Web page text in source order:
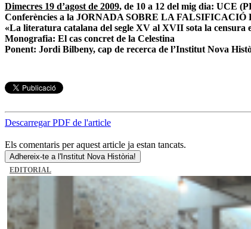
Dimecres 19 d’agost de 2009, de 10 a 12 del mig dia: UCE
Conferències a la JORNADA SOBRE LA
«La literatura catalana del segle XV al XVII sota la censura
Monografia: El cas concret de la Celestina
Ponent: Jordi Bilbeny, cap de recerca de l’Institut Nova
Descarregar PDF de l'article
Els comentaris per aquest article ja estan tancats.
Adhereix-te a l'Institut Nova Història!
EDITORIAL